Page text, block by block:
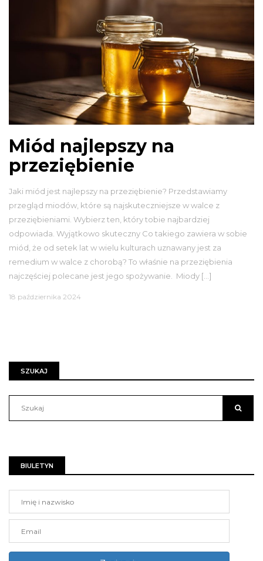
Miód najlepszy na
przeziębienie
Jaki miód jest najlepszy na przeziębienie? Przedstawiamy
przegląd miodów, które są najskuteczniejsze w walce z
przeziębieniami. Wybierz ten, który tobie najbardziej
odpowiada. Wyjątkowo skuteczny Co takiego zawiera w sobie
miód, że od setek lat w wielu kulturach uznawany jest za
remedium w walce z chorobą? To właśnie na przeziębienia
najczęściej polecane jest jego spożywanie. Miody […]
18 października 2024
SZUKAJ
BIULETYN